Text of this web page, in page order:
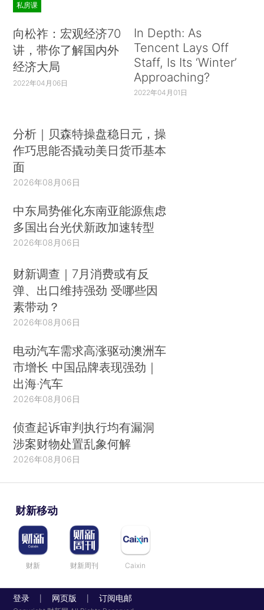
私房课
向松祚：宏观经济70
讲，带你了解国内外
经济大局
2022年04月06日
In Depth: As
Tencent Lays Off
Staff, Is Its ‘Winter’
Approaching?
2022年04月01日
分析｜贝森特操盘稳日元，操
作巧思能否撬动美日货币基本
面
2026年08月06日
中东局势催化东南亚能源焦虑
多国出台光伏新政加速转型
2026年08月06日
财新调查｜7月消费或有反
弹、出口维持强劲 受哪些因
素带动？
2026年08月06日
电动汽车需求高涨驱动澳洲车
市增长 中国品牌表现强劲｜
出海·汽车
2026年08月06日
侦查起诉审判执行均有漏洞
涉案财物处置乱象何解
2026年08月06日
财新移动
财新 财新周刊 Caixin
登录 网页版 订阅电邮